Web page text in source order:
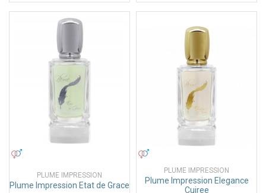
PLUME IMPRESSION
Plume Impression Etat de Grace
PLUME IMPRESSION
Plume Impression Elegance
Cuiree